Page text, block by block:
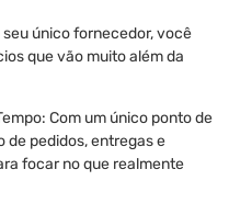
único fornecedor, você
que vão muito além da
Com um único ponto de
pedidos, entregas e
focar no que realmente